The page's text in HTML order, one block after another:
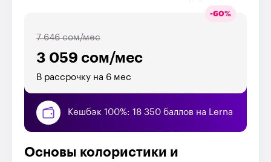
-60%
3 059 сом/мес
7 646 сом/мес
В рассрочку на 6 мес
Кешбэк 100%: 18 350 баллов на Lerna
Основы колористики и